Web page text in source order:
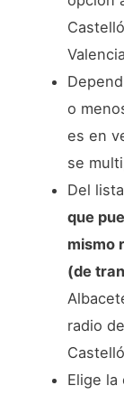
o
es en
se
Del
que
mismo
(de
radio
Elige la